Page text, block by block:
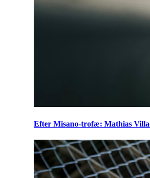
Efter Misano-trofæ: Mathias